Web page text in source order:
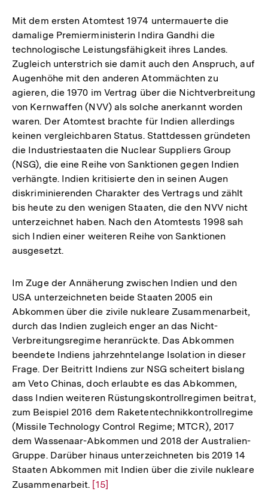
Mit dem ersten Atomtest 1974 untermauerte die
damalige Premierministerin Indira Gandhi die
technologische Leistungsfähigkeit ihres Landes.
Zugleich unterstrich sie damit auch den Anspruch, auf
Augenhöhe mit den anderen Atommächten zu
agieren, die 1970 im Vertrag über die Nichtverbreitung
von Kernwaffen (NVV) als solche anerkannt worden
waren. Der Atomtest brachte für Indien allerdings
keinen vergleichbaren Status. Stattdessen gründeten
die Industriestaaten die Nuclear Suppliers Group
(NSG), die eine Reihe von Sanktionen gegen Indien
verhängte. Indien kritisierte den in seinen Augen
diskriminierenden Charakter des Vertrags und zählt
bis heute zu den wenigen Staaten, die den NVV nicht
unterzeichnet haben. Nach den Atomtests 1998 sah
sich Indien einer weiteren Reihe von Sanktionen
ausgesetzt.
Im Zuge der Annäherung zwischen Indien und den
USA unterzeichneten beide Staaten 2005 ein
Abkommen über die zivile nukleare Zusammenarbeit,
durch das Indien zugleich enger an das Nicht-
Verbreitungsregime heranrückte. Das Abkommen
beendete Indiens jahrzehntelange Isolation in dieser
Frage. Der Beitritt Indiens zur NSG scheitert bislang
am Veto Chinas, doch erlaubte es das Abkommen,
dass Indien weiteren Rüstungskontrollregimen beitrat,
zum Beispiel 2016 dem Raketentechnikkontrollregime
(Missile Technology Control Regime; MTCR), 2017
dem Wassenaar-Abkommen und 2018 der Australien-
Gruppe. Darüber hinaus unterzeichneten bis 2019 14
Staaten Abkommen mit Indien über die zivile nukleare
Zusammenarbeit. Zur
[15]